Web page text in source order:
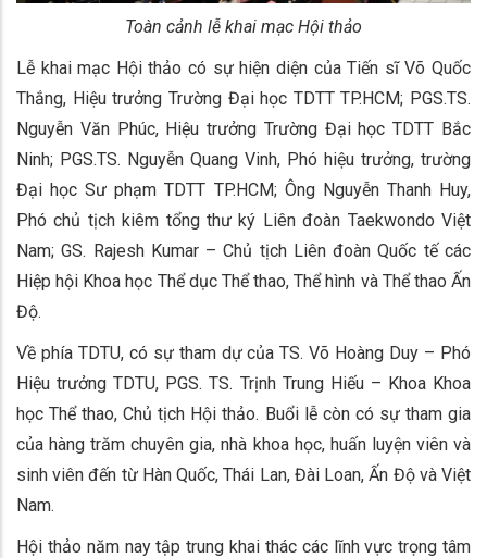
Toàn cảnh lễ khai mạc Hội thảo
Lễ khai mạc Hội thảo có sự hiện diện của Tiến sĩ Võ Quốc
Thắng, Hiệu trưởng Trường Đại học TDTT TP.HCM; PGS.TS.
Nguyễn Văn Phúc, Hiệu trưởng Trường Đại học TDTT Bắc
Ninh; PGS.TS. Nguyễn Quang Vinh, Phó hiệu trưởng, trường
Đại học Sư phạm TDTT TP.HCM; Ông Nguyễn Thanh Huy,
Phó chủ tịch kiêm tổng thư ký Liên đoàn Taekwondo Việt
Nam; GS. Rajesh Kumar – Chủ tịch Liên đoàn Quốc tế các
Hiệp hội Khoa học Thể dục Thể thao, Thể hình và Thể thao Ấn
Độ.
Về phía TDTU, có sự tham dự của TS. Võ Hoàng Duy – Phó
Hiệu trưởng TDTU, PGS. TS. Trịnh Trung Hiếu – Khoa Khoa
học Thể thao, Chủ tịch Hội thảo. Buổi lễ còn có sự tham gia
của hàng trăm chuyên gia, nhà khoa học, huấn luyện viên và
sinh viên đến từ Hàn Quốc, Thái Lan, Đài Loan, Ấn Độ và Việt
Nam.
Hội thảo năm nay tập trung khai thác các lĩnh vực trọng tâm